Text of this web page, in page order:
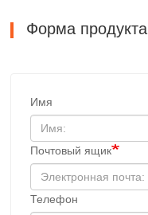
Форма продукта
Имя
Почтовый ящик
Телефон